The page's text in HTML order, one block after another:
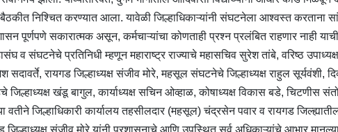
निश्चित करण्यात आला. यावेळी जिल्हाधिकाऱ्यांनी संघटनेला आश्वस्त करताना
पूर्णपणे सकारात्मक असून, कर्मचाऱ्यांचा कोणताही प्रश्न प्रलंबित राहणार नाही
व संघटनेचे प्रतिनिधी म्हणून महाराष्ट्र राज्याचे महासचिव सुरेश तांबे, वरिष्ठ
रायगड जिल्हाध्यक्ष संजीव मोरे, महसूल संघटनेचे जिल्हाध्यक्ष राहुल सूर्यवंशी,
जिल्हाध्यक्ष खंडू बागुल, कार्याध्यक्ष सचिन ओव्हाळ, कोषाध्यक्ष विकास बडे, चिटणीस
जिल्हाधिकारी कार्यालय तहसीलदार (महसूल) चंद्रसेन पवार व रायगड